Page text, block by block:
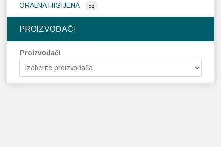
ORALNA HIGIJENA 53
PROIZVOĐAČI
Proizvođači